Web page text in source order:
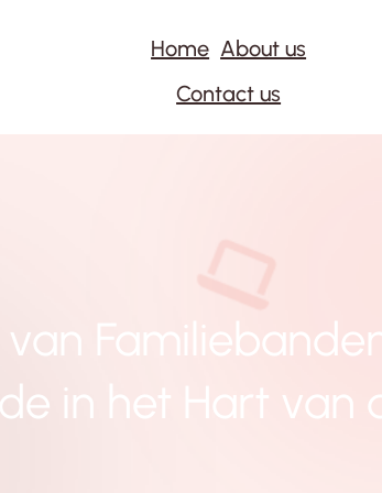
Home About us
Contact us
in het Hart van